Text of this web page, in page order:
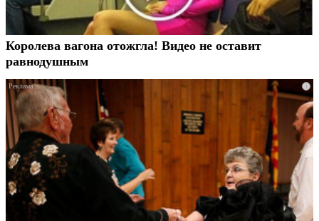
Королева вагона отожгла! Видео не оставит
равнодушным
i